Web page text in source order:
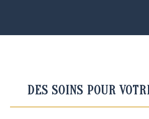
DES SOINS POUR